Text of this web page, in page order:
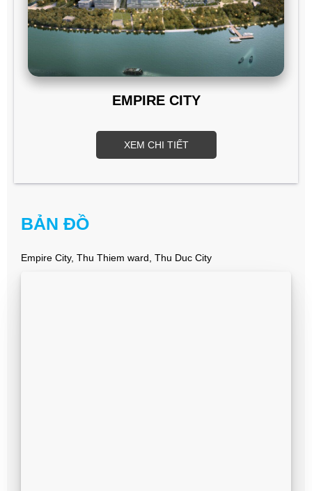
EMPIRE CITY
XEM CHI TIẾT
BẢN ĐỒ
Empire City, Thu Thiem ward, Thu Duc City